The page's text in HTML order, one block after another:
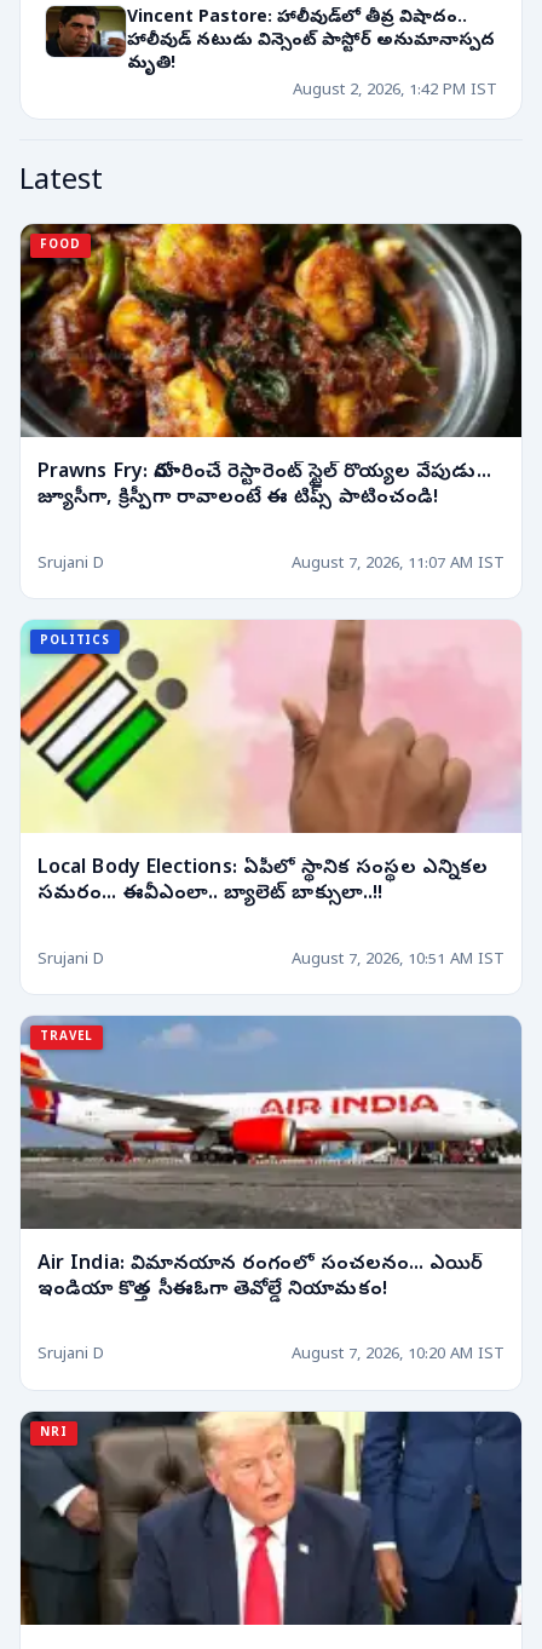
Vincent Pastore: హాలీవుడ్‌లో తీవ్ర విషాదం..
హాలీవుడ్ నటుడు విన్సెంట్ పాస్టోర్ అనుమానాస్పద
మృతి!
August 2, 2026, 1:42 PM IST
Latest
FOOD
Prawns Fry: నోరూరించే రెస్టారెంట్ స్టైల్ రొయ్యల వేపుడు...
జ్యూసీగా, క్రిస్పీగా రావాలంటే ఈ టిప్స్ పాటించండి!
Srujani D August 7, 2026, 11:07 AM IST
POLITICS
Local Body Elections: ఏపీలో స్థానిక సంస్థల ఎన్నికల
సమరం... ఈవీఎంలా.. బ్యాలెట్ బాక్సులా..!!
Srujani D August 7, 2026, 10:51 AM IST
TRAVEL
Air India: విమానయాన రంగంలో సంచలనం... ఎయిర్
ఇండియా కొత్త సీఈఓగా తెవోల్డే నియామకం!
Srujani D August 7, 2026, 10:20 AM IST
NRI